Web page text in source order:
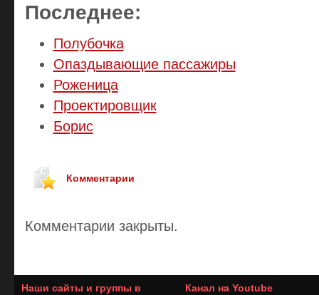
Последнее:
Полубочка
Опаздывающие пассажиры
Роженица
Проектировщик
Борис
Комментарии
Комментарии закрыты.
Наши сайты и группы в
Канал на Youtube